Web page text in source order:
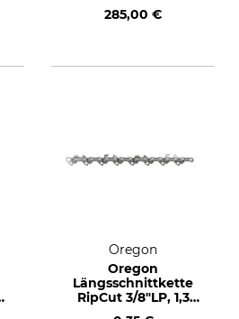
285,00 €
Oregon
Oregon
Längsschnittkette
RipCut 3/8"LP, 1,3